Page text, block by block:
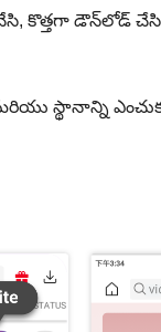
కొత్తగా డౌన్‌లోడ్